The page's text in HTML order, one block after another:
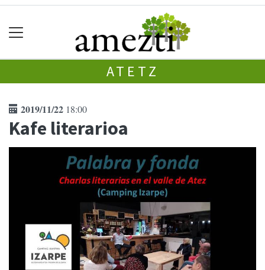
ATETZ
2019/11/22 18:00
Kafe literarioa